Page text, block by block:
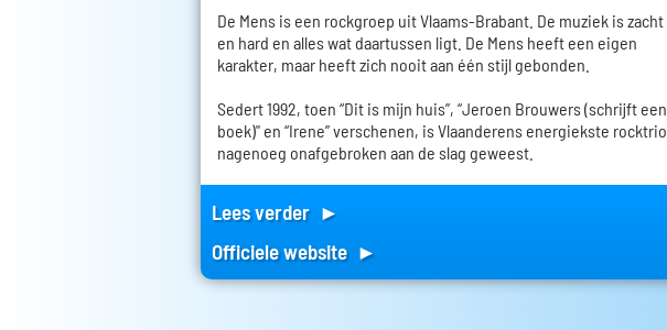
De Mens is een rockgroep uit Vlaams-Brabant. De muziek is zacht
en hard en alles wat daartussen ligt. De Mens heeft een eigen
karakter, maar heeft zich nooit aan één stijl gebonden.
Sedert 1992, toen “Dit is mijn huis”, “Jeroen Brouwers (schrijft een
boek)" en “Irene” verschenen, is Vlaanderens energiekste rocktrio
nagenoeg onafgebroken aan de slag geweest.
Lees verder ►
Officiele website ►